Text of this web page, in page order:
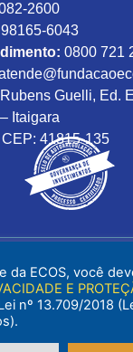
2600
6043
0800 721
Guelli, Ed.
Itaigara
41815-135
da ECOS, você
E
nº 13.709/2018